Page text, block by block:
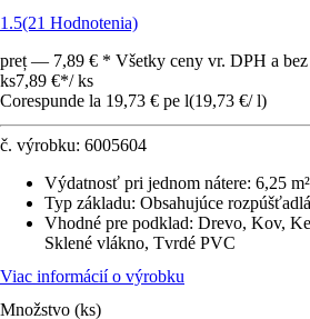
1.5(21 Hodnotenia)
preț — 7,89 € * Všetky ceny vr. DPH a bez
ks7,89 €*/ ks
Corespunde la 19,73 € pe l(19,73 €/ l)
č. výrobku: 6005604
Výdatnosť pri jednom nátere: 6,25
Typ základu: Obsahujúce rozpúšťadlá
Vhodné pre podklad: Drevo, Kov,
Sklené vlákno, Tvrdé PVC
Viac informácií o výrobku
Množstvo (ks)